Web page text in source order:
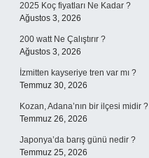
2025 Koç fiyatları Ne Kadar ?
Ağustos 3, 2026
200 watt Ne Çalıştırır ?
Ağustos 3, 2026
İzmitten kayseriye tren var mı ?
Temmuz 30, 2026
Kozan, Adana’nın bir ilçesi midir ?
Temmuz 26, 2026
Japonya’da barış günü nedir ?
Temmuz 25, 2026